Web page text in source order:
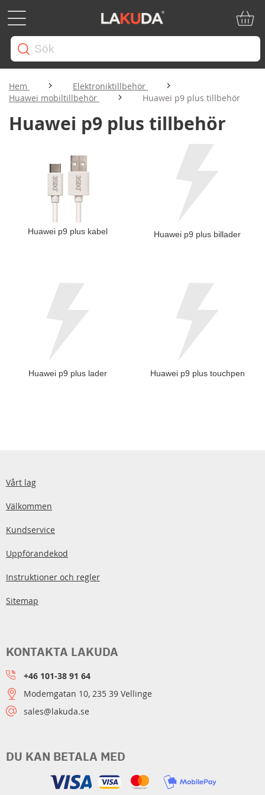
Hem
Elektroniktillbehör
Huawei mobiltillbehör
Huawei p9 plus tillbehör
Huawei p9 plus tillbehör
Huawei p9 plus kabel Huawei p9 plus billader
Huawei p9 plus lader Huawei p9 plus touchpen
Vårt lag
Välkommen
Kundservice
Uppförandekod
Instruktioner och regler
Sitemap
DU KAN BETALA MED
KONTAKTA LAKUDA
+46 101-38 91 64
Modemgatan 10, 235 39 Vellinge
sales@lakuda.se